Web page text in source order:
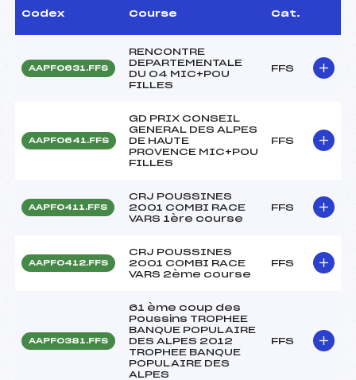
Codex Course Cat.
AAPF0631.FFS
RENCONTRE
DEPARTEMENTALE
DU 04 MIC+POU
FILLES
FFS
AAPF0641.FFS
GD PRIX CONSEIL
GENERAL DES ALPES
DE HAUTE
PROVENCE MIC+POU
FILLES
FFS
AAPF0411.FFS
CRJ POUSSINES
2001 COMBI RACE
VARS 1ère course
FFS
AAPF0412.FFS
CRJ POUSSINES
2001 COMBI RACE
VARS 2ème course
FFS
AAPF0381.FFS
61 ème coup des
Poussins TROPHEE
BANQUE POPULAIRE
DES ALPES 2012
TROPHEE BANQUE
POPULAIRE DES
ALPES
FFS